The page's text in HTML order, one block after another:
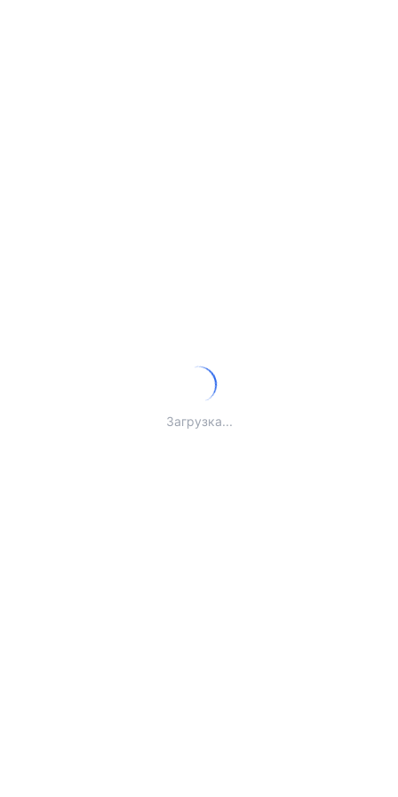
Загрузка...